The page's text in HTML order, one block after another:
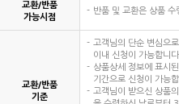
교환/반품
가능시점
반품 및 교환은 상품
교환/반품
기준
고객님의 단순 변심으
이내 신청이 가능합니
상품상세 정보에 표시
기간으로 신청이 가능
고객님이 받으신 상품